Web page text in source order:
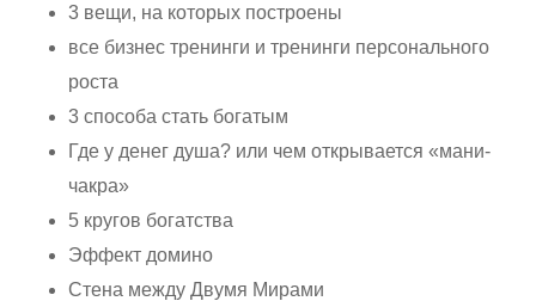
3 вещи, на которых построены
все бизнес тренинги и тренинги персонального
роста
3 способа стать богатым
Где у денег душа? или чем открывается «мани-
чакра»
5 кругов богатства
Эффект домино
Стена между Двумя Мирами